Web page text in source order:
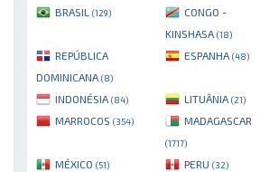
BRASIL (129)
CONGO -
KINSHASA (18)
REPÚBLICA
DOMINICANA (8)
ESPANHA (48)
INDONÉSIA (84) LITUÂNIA (21)
MARROCOS (354) MADAGASCAR
(1717)
MÉXICO (51) PERU (32)